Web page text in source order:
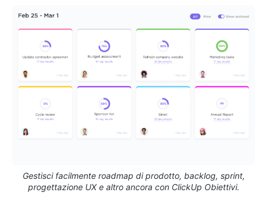
Gestisci facilmente roadmap di prodotto, backlog, sprint,
progettazione UX e altro ancora con ClickUp Obiettivi.